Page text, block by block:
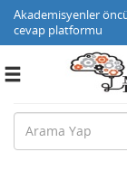
Akademisyenler
cevap platformu
Toggle